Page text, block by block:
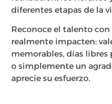
diferentes etapas de la
Reconoce el talento
realmente impacten:
memorables, días
o simplemente un
aprecie su esfuerzo.